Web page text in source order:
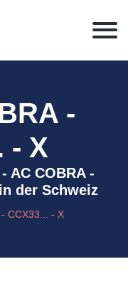
-
- X
AC COBRA -
der Schweiz
CCX33... - X